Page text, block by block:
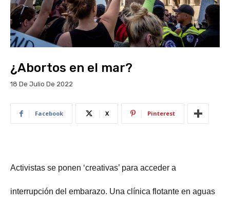
¿Abortos en el mar?
18 De Julio De 2022
Facebook X Pinterest
Activistas se ponen ‘creativas’ para acceder a
interrupción del embarazo. Una clínica flotante en aguas